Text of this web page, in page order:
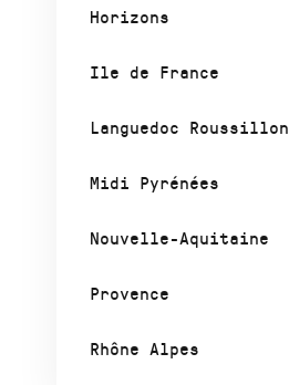
Horizons
Ile de France
Languedoc Roussillon
Midi Pyrénées
Nouvelle-Aquitaine
Provence
Rhône Alpes